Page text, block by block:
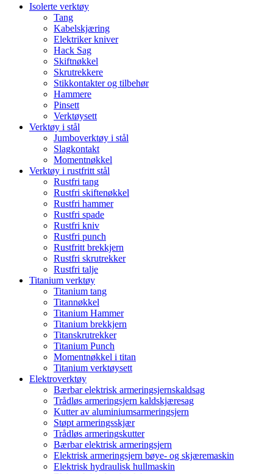
Isolerte verktøy
Tang
Kabelskjæring
Elektriker kniver
Hack Sag
Skiftnøkkel
Skrutrekkere
Stikkontakter og tilbehør
Hammere
Pinsett
Verktøysett
Verktøy i stål
Jumboverktøy i stål
Slagkontakt
Momentnøkkel
Verktøy i rustfritt stål
Rustfri tang
Rustfri skiftenøkkel
Rustfri hammer
Rustfri spade
Rustfri kniv
Rustfri punch
Rustfritt brekkjern
Rustfri skrutrekker
Rustfri talje
Titanium verktøy
Titanium tang
Titannøkkel
Titanium Hammer
Titanium brekkjern
Titanskrutrekker
Titanium Punch
Momentnøkkel i titan
Titanium verktøysett
Elektroverktøy
Bærbar elektrisk armeringsjernskaldsag
Trådløs armeringsjern kaldskjæresag
Kutter av aluminiumsarmeringsjern
Støpt armeringsskjær
Trådløs armeringskutter
Bærbar elektrisk armeringsjern
Elektrisk armeringsjern bøye- og skjæremaskin
Elektrisk hydraulisk hullmaskin